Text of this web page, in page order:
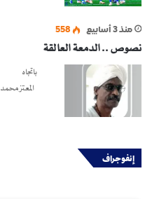
منذ 3 أسابيع 558
نصوص .. الدمعة العالقة
المعتز
إنفوجراف